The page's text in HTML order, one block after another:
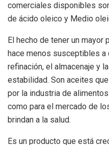
comerciales disponibles
de ácido oleico y Medio
El hecho de tener un
hace menos susceptibles
refinación, el almacenaje y
estabilidad. Son aceites
por la industria de
como para el mercado de
brindan a la salud.
Es un producto que está